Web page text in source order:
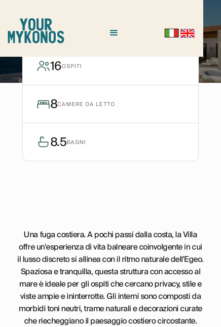
16OSPITI
8CAMERE DA LETTO
8.5BAGNI
Una fuga costiera. A pochi passi dalla costa, la Villa
offre un'esperienza di vita balneare coinvolgente in cui
il lusso discreto si allinea con il ritmo naturale dell'Egeo.
Spaziosa e tranquilla, questa struttura con accesso al
mare è ideale per gli ospiti che cercano privacy, stile e
viste ampie e ininterrotte. Gli interni sono composti da
morbidi toni neutri, trame naturali e decorazioni curate
che riecheggiano il paesaggio costiero circostante.